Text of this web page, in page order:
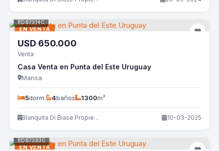
EN VENTA
BDB7314C
USD 650.000
Venta
Casa Venta en Punta del Este Uruguay
Mansa
5dorm. 4baños 1300m²
Blanquita Di Biase Propiedades 10-03-2025
EN VENTA
BDB7383C